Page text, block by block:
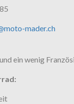
mader.ch
ein wenig